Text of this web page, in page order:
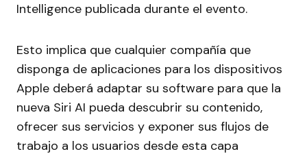
Intelligence publicada durante el evento.
Esto implica que cualquier compañía que
disponga de aplicaciones para los dispositivos
Apple deberá adaptar su software para que la
nueva Siri AI pueda descubrir su contenido,
ofrecer sus servicios y exponer sus flujos de
trabajo a los usuarios desde esta capa